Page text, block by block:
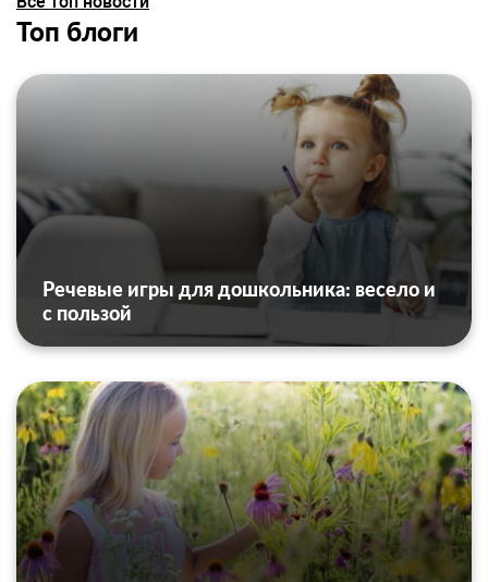
Топ блоги
Речевые игры для дошкольника: весело и
с пользой